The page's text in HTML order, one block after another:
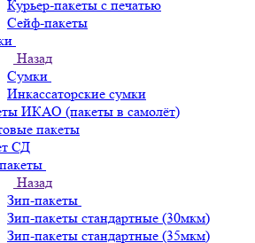
Курьер-пакеты с печатью
Сейф-пакеты
Назад
Сумки
Инкассаторские сумки
ИКАО (пакеты в самолёт)
пакеты
СД
Назад
Зип-пакеты
Зип-пакеты стандартные (30мкм)
Зип-пакеты стандартные (35мкм)